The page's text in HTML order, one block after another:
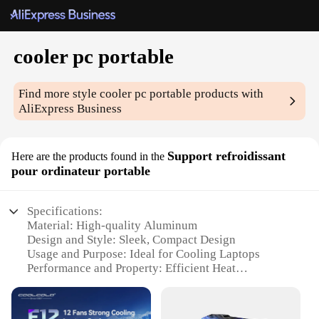
cooler pc portable
Find more stylecooler pc portable products with
AliExpress Business
Here are the products found in the Support refroidissant
pour ordinateur portable
Specifications:
Material: High-quality Aluminum
Design and Style: Sleek, Compact Design
Usage and Purpose: Ideal for Cooling Laptops
Performance and Property: Efficient Heat
Shape or Size: Portable and Lightweight
Parts and Accessories: Includes Mounting Bracket